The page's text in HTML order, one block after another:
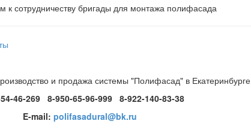
к сотрудничеству бригады для монтажа полифасада
и продажа системы "Полифасад" в Екатеринбурге
46-269 8-950-65-96-999 8-922-140-83-38
E-mail: polifasadural@bk.ru